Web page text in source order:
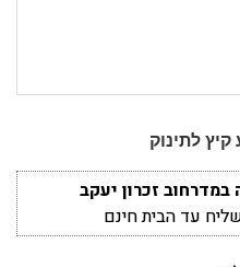
קיץ לתינוק
זכרון יעקב